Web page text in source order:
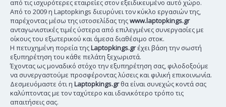
από τις ισχυρότερες εταιρείες στον εξειδικευμένο αυτό χώρο.
Από το 2009 η Laptopkings διευρύνει τον κύκλο εργασιών της,
παρέχοντας μέσω της ιστοσελίδας τηςwww.laptopkings.gr
ανταγωνιστικές τιμές ύστερα από επιλεγμένες συνεργασίες με
οίκους του εξωτερικού και άμεσα διαθέσιμο στοκ.
Η πετυχημένη πορεία τηςLaptopkings.grέχει βάση την σωστή
εξυπηρέτηση του κάθε πελάτη ξεχωριστά.
Έχοντας ως μοναδικό στόχο την εξυπηρέτηση σας, φιλοδοξούμε
να συνεργαστούμε προσφέροντας λύσεις και φιλική επικοινωνία.
Δεσμευόμαστε ότι η Laptopkings.grθα είναι συνεχώς κοντά σας
καλύπτοντας με τον ταχύτερο και ιδανικότερο τρόπο τις
απαιτήσεις σας.